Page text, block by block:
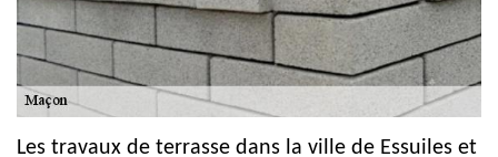
Les travaux de terrasse dans la ville de Essuiles et